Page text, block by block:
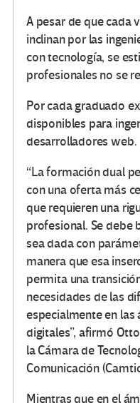
A pesar de que cada
inclinan por las
con tecnología, se
profesionales no se
Por cada graduado
disponibles para
desarrolladores web.
“La formación dual
con una oferta más
que requieren una
profesional. Se debe
sea dada con
manera que esa
permita una
necesidades de las
especialmente en las
digitales”, afirmó
la Cámara de
Comunicación
Mientras que en el